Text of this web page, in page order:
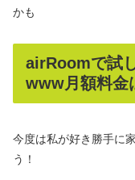
かも
airRoomで試
www月額料金
今度は私が好き勝手に
う！